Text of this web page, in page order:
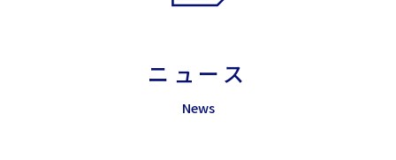
ニュース
News